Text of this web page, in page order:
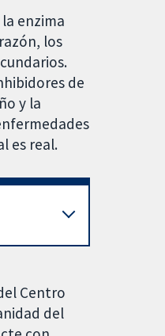
enzima
los
de
y la
es real.
Centro
del